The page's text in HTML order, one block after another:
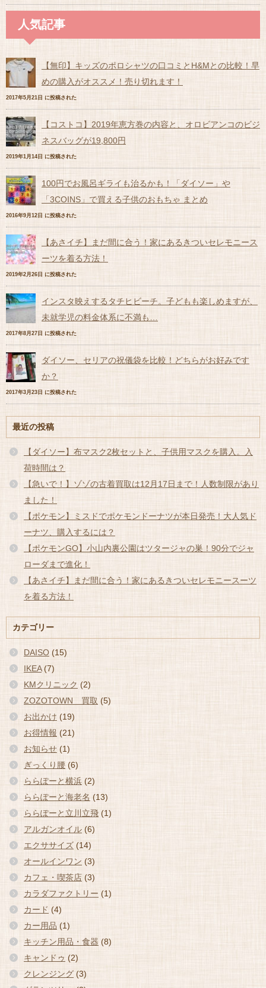
人気記事
【無印】キッズのポロシャツの口コミとH&Mとの比較！早
めの購入がオススメ！売り切れます！
2017年5月21日 に投稿された
【コストコ】2019年恵方巻の内容と、オロビアンコのビジ
ネスバッグが19,800円
2019年1月14日 に投稿された
100円でお風呂ギライも治るかも！「ダイソー」や
「3COINS」で買える子供のおもちゃ まとめ
2016年9月12日 に投稿された
【あさイチ】まだ間に合う！家にあるきついセレモニース
ーツを着る方法！
2019年2月26日 に投稿された
インスタ映えするタチヒビーチ。子どもも楽しめますが、
未就学児の料金体系に不満も…
2017年8月27日 に投稿された
ダイソー、セリアの祝儀袋を比較！どちらがお好みです
か？
2017年3月23日 に投稿された
最近の投稿
【ダイソー】布マスク2枚セットと、子供用マスクを購入。入
荷時間は？
【急いで！】ゾゾの古着買取は12月17日まで！人数制限があり
ました！
【ポケモン】ミスドでポケモンドーナツが本日発売！大人気ド
ーナツ、購入するには？
【ポケモンGO】小山内裏公園はツタージャの巣！90分でジャ
ローダまで進化！
【あさイチ】まだ間に合う！家にあるきついセレモニースーツ
を着る方法！
カテゴリー
DAISO (15)
IKEA(7)
KMクリニック (2)
ZOZOTOWN 買取 (5)
お出かけ (19)
お得情報 (21)
お知らせ (1)
ぎっくり腰 (6)
ららぽーと横浜 (2)
ららぽーと海老名 (13)
ららぽーと立川立飛 (1)
アルガンオイル (6)
エクササイズ (14)
オールインワン (3)
カフェ・喫茶店 (3)
カラダファクトリー (1)
カード (4)
カー用品 (1)
キッチン用品・食器 (8)
キャンドゥ (2)
クレンジング (3)